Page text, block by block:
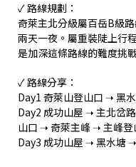
✓ 路線規劃：
奇萊主北分級屬百岳B級
兩天一夜。屬重裝陡上行
是加深這條路線的難度挑
✓ 路線分享：
Day1 奇萊山登山口 ➝ 黑
Day2 成功山屋 ➝ 主北岔
山口 ➝ 奇萊主峰 ➝ 主峰
Day3 成功山屋 ➝ 黑水塘